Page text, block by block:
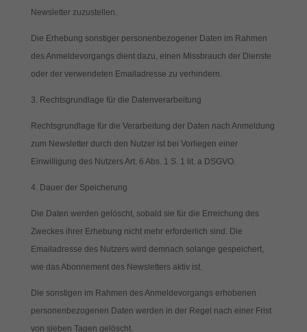
Newsletter zuzustellen.
Die Erhebung sonstiger personenbezogener Daten im Rahmen
des Anmeldevorgangs dient dazu, einen Missbrauch der Dienste
oder der verwendeten Emailadresse zu verhindern.
3. Rechtsgrundlage für die Datenverarbeitung
Rechtsgrundlage für die Verarbeitung der Daten nach Anmeldung
zum Newsletter durch den Nutzer ist bei Vorliegen einer
Einwilligung des Nutzers Art. 6 Abs. 1 S. 1 lit. a DSGVO.
4. Dauer der Speicherung
Die Daten werden gelöscht, sobald sie für die Erreichung des
Zweckes ihrer Erhebung nicht mehr erforderlich sind. Die
Emailadresse des Nutzers wird demnach solange gespeichert,
wie das Abonnement des Newsletters aktiv ist.
Die sonstigen im Rahmen des Anmeldevorgangs erhobenen
personenbezogenen Daten werden in der Regel nach einer Frist
von sieben Tagen gelöscht.